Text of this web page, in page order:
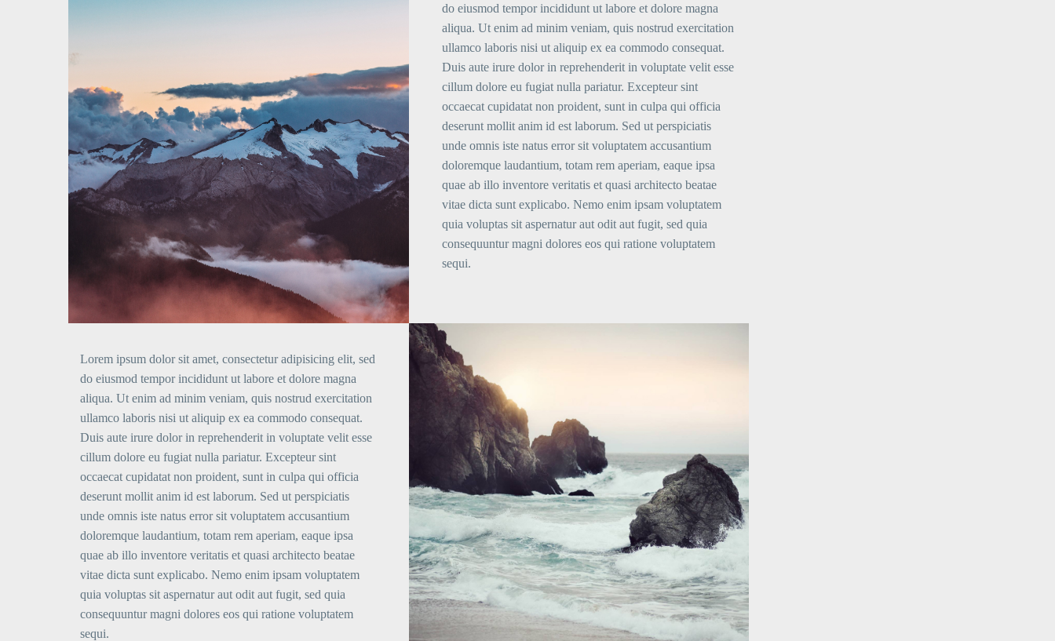
do eiusmod tempor incididunt ut labore et dolore magna
aliqua. Ut enim ad minim veniam, quis nostrud exercitation
ullamco laboris nisi ut aliquip ex ea commodo consequat.
Duis aute irure dolor in reprehenderit in voluptate velit esse
cillum dolore eu fugiat nulla pariatur. Excepteur sint
occaecat cupidatat non proident, sunt in culpa qui officia
deserunt mollit anim id est laborum. Sed ut perspiciatis
unde omnis iste natus error sit voluptatem accusantium
doloremque laudantium, totam rem aperiam, eaque ipsa
quae ab illo inventore veritatis et quasi architecto beatae
vitae dicta sunt explicabo. Nemo enim ipsam voluptatem
quia voluptas sit aspernatur aut odit aut fugit, sed quia
consequuntur magni dolores eos qui ratione voluptatem
sequi.
Lorem ipsum dolor sit amet, consectetur adipisicing elit, sed
do eiusmod tempor incididunt ut labore et dolore magna
aliqua. Ut enim ad minim veniam, quis nostrud exercitation
ullamco laboris nisi ut aliquip ex ea commodo consequat.
Duis aute irure dolor in reprehenderit in voluptate velit esse
cillum dolore eu fugiat nulla pariatur. Excepteur sint
occaecat cupidatat non proident, sunt in culpa qui officia
deserunt mollit anim id est laborum. Sed ut perspiciatis
unde omnis iste natus error sit voluptatem accusantium
doloremque laudantium, totam rem aperiam, eaque ipsa
quae ab illo inventore veritatis et quasi architecto beatae
vitae dicta sunt explicabo. Nemo enim ipsam voluptatem
quia voluptas sit aspernatur aut odit aut fugit, sed quia
consequuntur magni dolores eos qui ratione voluptatem
sequi.